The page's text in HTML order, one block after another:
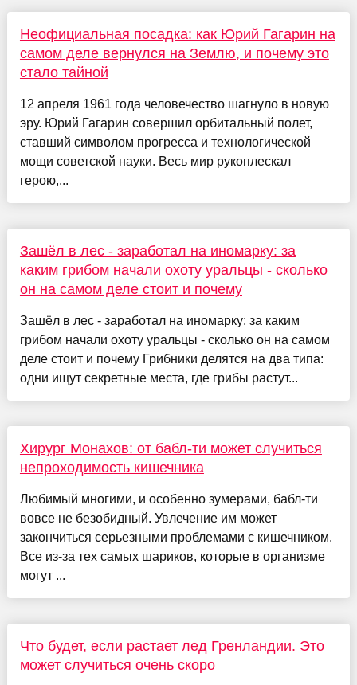
Неофициальная посадка: как Юрий Гагарин на
самом деле вернулся на Землю, и почему это
стало тайной
12 апреля 1961 года человечество шагнуло в новую
эру. Юрий Гагарин совершил орбитальный полет,
ставший символом прогресса и технологической
мощи советской науки. Весь мир рукоплескал
герою,...
Зашёл в лес - заработал на иномарку: за
каким грибом начали охоту уральцы - сколько
он на самом деле стоит и почему
Зашёл в лес - заработал на иномарку: за каким
грибом начали охоту уральцы - сколько он на самом
деле стоит и почему Грибники делятся на два типа:
одни ищут секретные места, где грибы растут...
Хирург Монахов: от бабл-ти может случиться
непроходимость кишечника
Любимый многими, и особенно зумерами, бабл-ти
вовсе не безобидный. Увлечение им может
закончиться серьезными проблемами с кишечником.
Все из-за тех самых шариков, которые в организме
могут ...
Что будет, если растает лед Гренландии. Это
может случиться очень скоро